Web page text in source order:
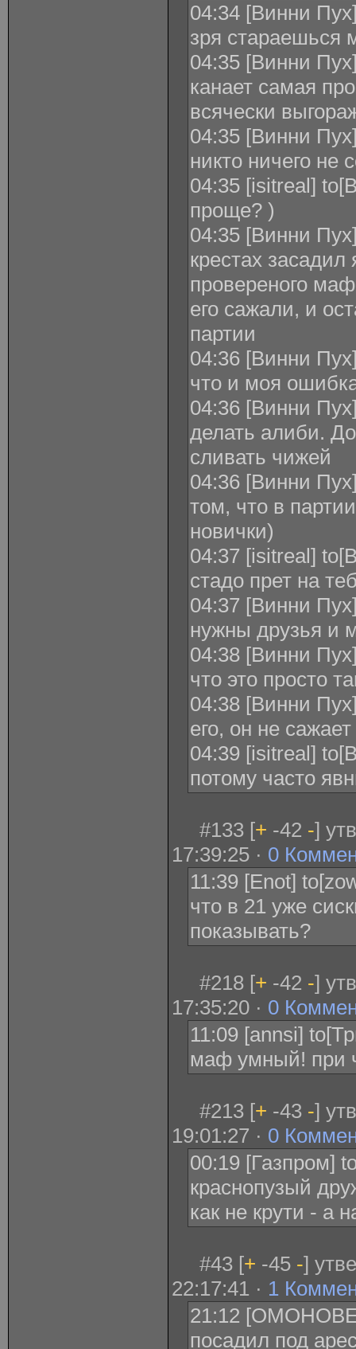
04:34 [Винни
зря стараешься
04:35 [Винни
канает самая
всячески
04:35 [Винни
никто ничего не
04:35 [isitreal]
проще? )
04:35 [Винни
крестах засадил
провереного
его сажали, и
партии
04:36 [Винни
что и моя
04:36 [Винни
делать алиби.
сливать чижей
04:36 [Винни
том, что в
новички)
04:37 [isitreal]
стадо прет на
04:37 [Винни
нужны друзья и
04:38 [Винни
что это просто
04:38 [Винни
его, он не
04:39 [isitreal]
потому часто
#133 [+ -42 -]
17:39:25 · 0
11:39 [Enot]
что в 21 уже
показывать?
#218 [+ -42 -]
17:35:20 · 0
11:09 [annsi]
маф умный! при
#213 [+ -43 -]
19:01:27 · 0
00:19 [Газпром]
краснопузый
как не крути - а
#43 [+ -45 -]
22:17:41 · 1
21:12
посадил под